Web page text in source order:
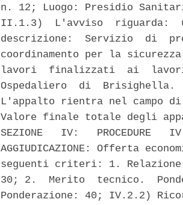
n. 12; Luogo: Presidio
II.1.3)  L'avviso  riguarda:
descrizione:  Servizio  di
coordinamento per la
lavori  finalizzati  ai
Ospedaliero  di  Brisighella.
L'appalto rientra nel campo
Valore finale totale degli
SEZIONE   IV:   PROCEDURE
AGGIUDICAZIONE: Offerta
seguenti criteri: 1.
30; 2.  Merito  tecnico.
Ponderazione: 40; IV.2.2)